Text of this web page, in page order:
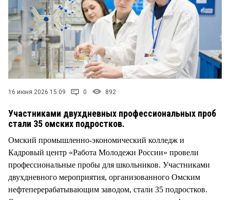
16 июня 2026 15:09 0 892
Участниками двухдневных профессиональных проб
стали 35 омских подростков.
Омский промышленно-экономический колледж и
Кадровый центр «Работа Молодежи России» провели
профессиональные пробы для школьников. Участниками
двухдневного мероприятия, организованного Омским
нефтеперерабатывающим заводом, стали 35 подростков.